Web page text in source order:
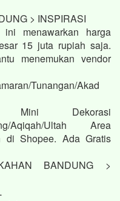
> INSPIRASI
menawarkan harga
15 juta rupiah saja.
menemukan vendor
Tunangan/Akad
Dekorasi
Aqiqah/Ultah Area
di Shopee. Ada Gratis
BANDUNG >